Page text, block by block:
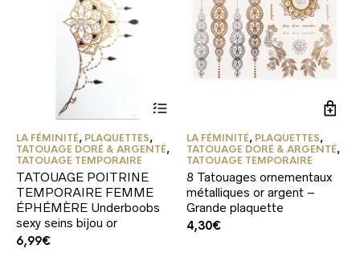
plusieurs
variations.
Les
options
peuvent
être
choisies
LA FÉMINITÉ, PLAQUETTES,
TATOUAGE DORÉ & ARGENTÉ,
TATOUAGE TEMPORAIRE
TATOUAGE POITRINE
TEMPORAIRE FEMME
ÉPHÉMÈRE Underboobs
sexy seins bijou or
6,99€
LA FÉMINITÉ, PLAQUETTES,
TATOUAGE DORÉ & ARGENTÉ,
TATOUAGE TEMPORAIRE
8 Tatouages ornementaux
métalliques or argent –
Grande plaquette
4,30€